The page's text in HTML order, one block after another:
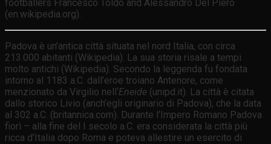
footballers Francesco Toldo and Alessandro Del Piero
(en.wikipedia.org).
Padova è un’antica città situata nel nord Italia, con circa
213.000 abitanti (Wikipedia). La sua storia risale a tempi
molto antichi (Wikipedia). Secondo la leggenda fu fondata
intorno al 1183 a.C. dall’eroe troiano Antenore, come
menzionato da Virgilio nell‘Eneide (unipd.it). La città è citata
dallo storico Livio (anch’egli originario di Padova), che la data
al 302 a.C. (britannica.com). Durante l’Impero Romano Padova
fiorì – alla fine del I secolo a.C. era considerata la città più
ricca d’Italia dopo Roma e poteva allestire un esercito di